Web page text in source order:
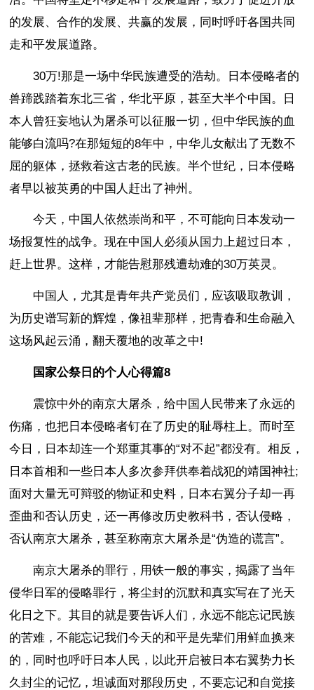
的发展、合作的发展、共赢的发展，同时呼吁各国共同
走和平发展道路。
30万!那是一场中华民族遭受的浩劫。日本侵略者的
兽蹄践踏着东北三省，华北平原，甚至大半个中国。日
本人曾狂妄地认为屠杀可以征服一切，但中华民族的血
能够白流吗?在那短短的8年中，中华儿女献出了无数不
屈的躯体，拯救着这古老的民族。半个世纪，日本侵略
者早以被英勇的中国人赶出了神州。
今天，中国人依然崇尚和平，不可能向日本发动一
场报复性的战争。现在中国人必须从国力上超过日本，
赶上世界。这样，才能告慰那残遭劫难的30万英灵。
中国人，尤其是青年共产党员们，应该吸取教训，
为历史谱写新的辉煌，像祖辈那样，把青春和生命融入
这场风起云涌，翻天覆地的改革之中!
国家公祭日的个人心得篇8
震惊中外的南京大屠杀，给中国人民带来了永远的
伤痛，也把日本侵略者钉在了历史的耻辱柱上。而时至
今日，日本却连一个郑重其事的“对不起”都没有。相反，
日本首相和一些日本人多次参拜供奉着战犯的靖国神社;
面对大量无可辩驳的物证和史料，日本右翼分子却一再
歪曲和否认历史，还一再修改历史教科书，否认侵略，
否认南京大屠杀，甚至称南京大屠杀是“伪造的谎言”。
南京大屠杀的罪行，用铁一般的事实，揭露了当年
侵华日军的侵略罪行，将尘封的沉默和真实写在了光天
化日之下。其目的就是要告诉人们，永远不能忘记民族
的苦难，不能忘记我们今天的和平是先辈们用鲜血换来
的，同时也呼吁日本人民，以此开启被日本右翼势力长
久封尘的记忆，坦诚面对那段历史，不要忘记和自觉接